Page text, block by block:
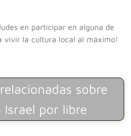
en participar en alguna de
vivir la cultura local al máximo!
sobre
Israel por libre